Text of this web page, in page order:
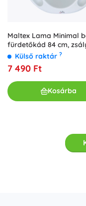
Maltex Lama Minimal
fürdetőkád 84 cm,
Külső raktár ?
7 490 Ft
Kosárba